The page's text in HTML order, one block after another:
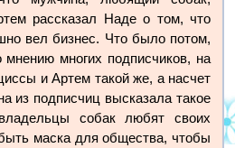
рассказал Наде о том, что
вел бизнес. Что было потом,
многих подписчиков, на
и Артем такой же, а насчет
из подписчиц высказала такое
собак любят своих
маска для общества, чтобы